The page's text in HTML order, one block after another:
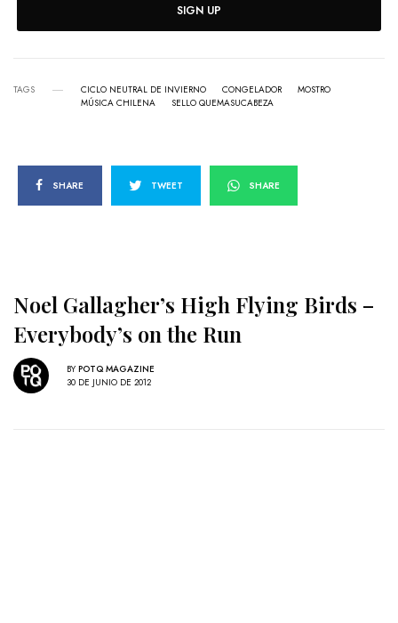
SIGN UP
TAGS CICLO NEUTRAL DE INVIERNO CONGELADOR
MOSTRO
MÚSICA CHILENA
SELLO QUEMASUCABEZA
SHARE TWEET SHARE
Noel Gallagher’s High Flying Birds –
Everybody’s on the Run
BY POTQ MAGAZINE
30 DE JUNIO DE 2012